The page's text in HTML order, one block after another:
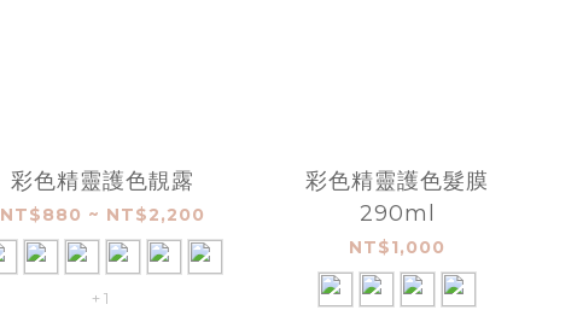
彩色精靈護色靚露
NT$880 ~ NT$2,200
+ 1
彩色精靈護色髮膜
290ml
NT$1,000